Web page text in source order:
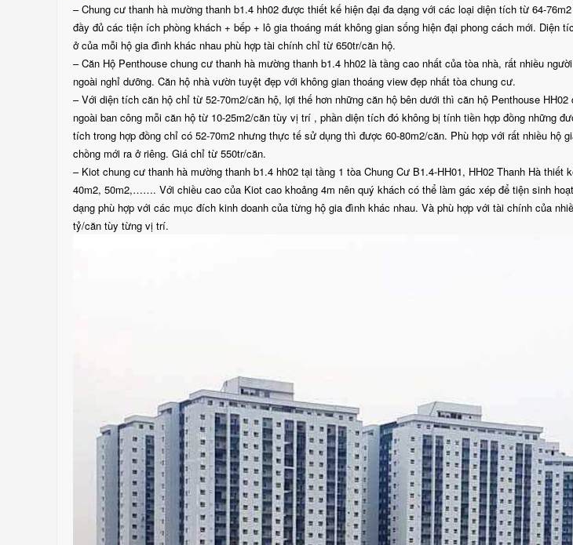
– Chung cư thanh hà mường thanh b1.4 hh02 được thiết kế hiện đại đa dạng với các loại diện tích từ 64-
đầy đủ các tiện ích phòng khách + bếp + lô gia thoáng mát không gian sống hiện đại phong cách mới. Diện
ở của mỗi hộ gia đình khác nhau phù hợp tài chính chỉ từ 650tr/căn hộ.
– Căn Hộ Penthouse chung cư thanh hà mường thanh b1.4 hh02 là tầng cao nhất của tòa nhà, rất nhiều
ngoài nghỉ dưỡng. Căn hộ nhà vườn tuyệt đẹp với không gian thoáng view đẹp nhất tòa chung cư.
– Với diện tích căn hộ chỉ từ 52-70m2/căn hộ, lợi thế hơn những căn hộ bên dưới thì căn hộ Penthouse
ngoài ban công mỗi căn hộ từ 10-25m2/căn tùy vị trí , phần diện tích đó không bị tính tiền hợp đồng những
tích trong hợp đồng chỉ có 52-70m2 nhưng thực tế sử dụng thì được 60-80m2/căn. Phù hợp với rất nhiều hộ
chồng mới ra ở riêng. Giá chỉ từ 550tr/căn.
– Kiot chung cư thanh hà mường thanh b1.4 hh02 tại tầng 1 tòa Chung Cư B1.4-HH01, HH02 Thanh Hà thiết
40m2, 50m2,……. Với chiều cao của Kiot cao khoảng 4m nên quý khách có thể làm gác xép để tiện sinh
dạng phù hợp với các mục đích kinh doanh của từng hộ gia đình khác nhau. Và phù hợp với tài chính của
tỷ/căn tùy từng vị trí.